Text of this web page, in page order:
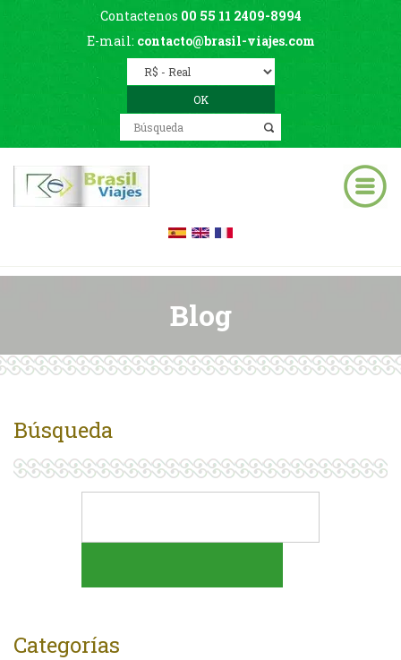
Contactenos 00 55 11 2409-8994
E-mail: contacto@brasil-viajes.com
Blog
Búsqueda
Categorías